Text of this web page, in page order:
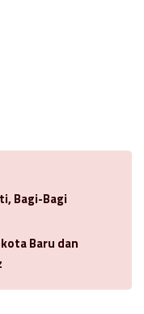
Bagi-Bagi
Baru dan